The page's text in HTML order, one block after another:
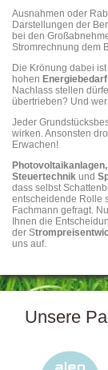
Ausnahmen oder
Darstellungen der
bei den
Stromrechnung dem
Die Krönung dabei
hohen Energiebedarf
Nachlass stellen
übertrieben? Und
Jeder
wirken. Ansonsten
Erwachen!
Steuertechnik und
dass selbst
entscheidende Rolle
Fachmann gefragt.
Ihnen die
der S
uns auf.
Unsere